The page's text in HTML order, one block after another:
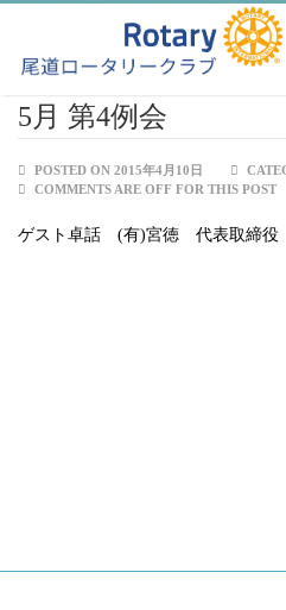
5月 第4例会
POSTED ON 2015年4月10日
COMMENTS ARE OFF FOR THIS POST
ゲスト卓話 (有)宮徳 代表取締